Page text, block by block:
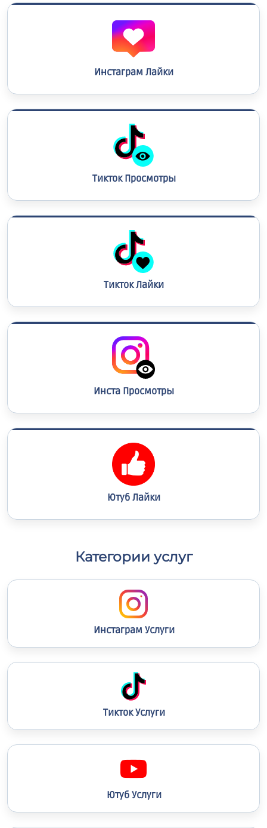
Инстаграм Лайки
Тикток Просмотры
Тикток Лайки
Инста Просмотры
Ютуб Лайки
Категории услуг
Инстаграм Услуги
Тикток Услуги
Ютуб Услуги